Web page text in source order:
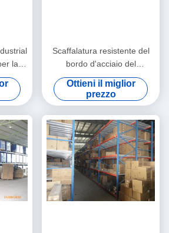
la
Scaffalatura resistente del
bordo d'acciaio del
supermercato con l'entrata
del carrello
elevatore/estratto, 2 - 8m
Ottieni il miglior
prezzo